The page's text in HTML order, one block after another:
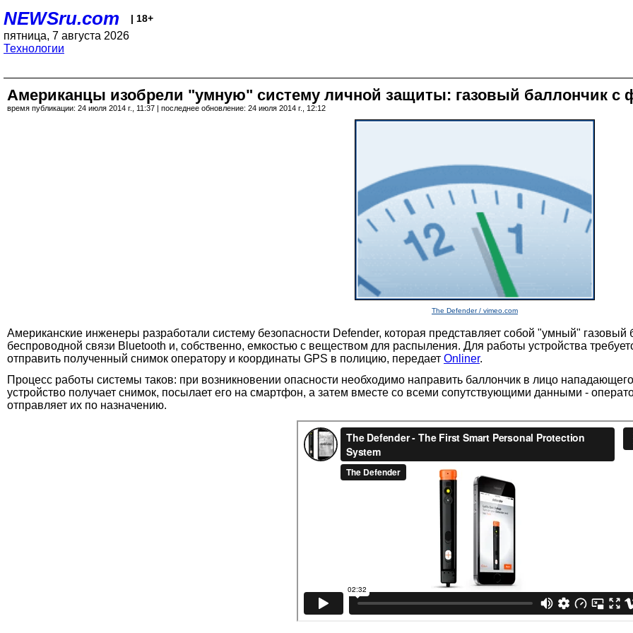
NEWSru.com | 18+
пятница, 7 августа 2026
Технологии
Американцы изобрели "умную" систему личной защиты: газовый баллончик с
время публикации: 24 июля 2014 г., 11:37 | последнее обновление: 24 июля 2014 г., 12:12
The Defender / vimeo.com
Американские инженеры разработали систему безопасности Defender, которая представляет собой "умный"
беспроводной связи Bluetooth и, собственно, емкостью с веществом для распыления. Для работы устройства
отправить полученный снимок оператору и координаты GPS в полицию, передает Onliner.
Процесс работы системы таков: при возникновении опасности необходимо направить баллончик в лицо
устройство получает снимок, посылает его на смартфон, а затем вместе со всеми сопутствующими данными -
отправляет их по назначению.